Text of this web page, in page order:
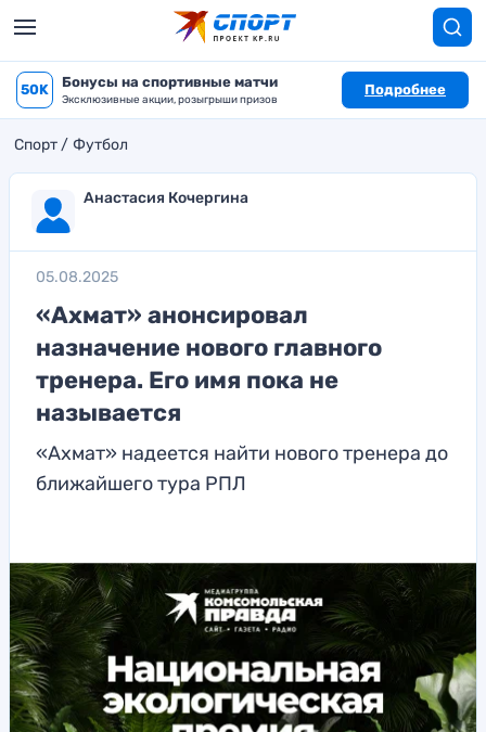
50K Бонусы на спортивные матчи
Эксклюзивные акции, розыгрыши призов
Подробнее
Спорт Футбол
Анастасия Кочергина
05.08.2025
«Ахмат» анонсировал
назначение нового главного
тренера. Его имя пока не
называется
«Ахмат» надеется найти нового тренера до
ближайшего тура РПЛ